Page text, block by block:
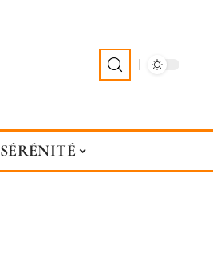
SÉRÉNITÉ